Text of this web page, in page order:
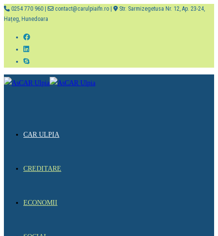
0254 770 960 | contact@carulpiaifn.ro |
Str. Sarmizegetusa Nr. 12, Ap. 23-24,
Hațeg, Hunedoara
CAR ULPIA
CREDITARE
ECONOMII